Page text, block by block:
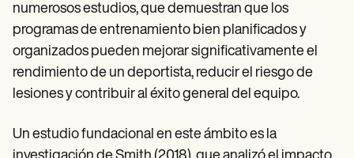
numerosos estudios, que demuestran que los
programas de entrenamiento bien planificados y
organizados pueden mejorar significativamente el
rendimiento de un deportista, reducir el riesgo de
lesiones y contribuir al éxito general del equipo.
Un estudio fundacional en este ámbito es la